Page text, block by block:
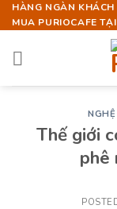
Skip
to
content
HÀNG NGÀN
MUA PURIOCAFE
Thế giới
phê